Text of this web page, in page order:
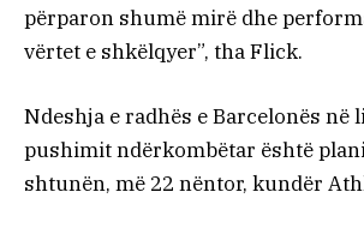
përparon shumë mirë dhe
vërtet e shkëlqyer”, tha Flick.
Ndeshja e radhës e Barcelonës në
pushimit ndërkombëtar është
shtunën, më 22 nëntor, kundër